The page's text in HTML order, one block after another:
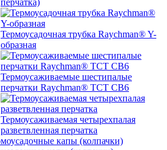
перчатка)
Термоусадочная трубка Raychman® Y-
образная
Термоусаживаемые шестипалые
перчатки Raychman® ТСТ СВ6
Термоусаживаемая четырехпалая
разветвленная перчатка